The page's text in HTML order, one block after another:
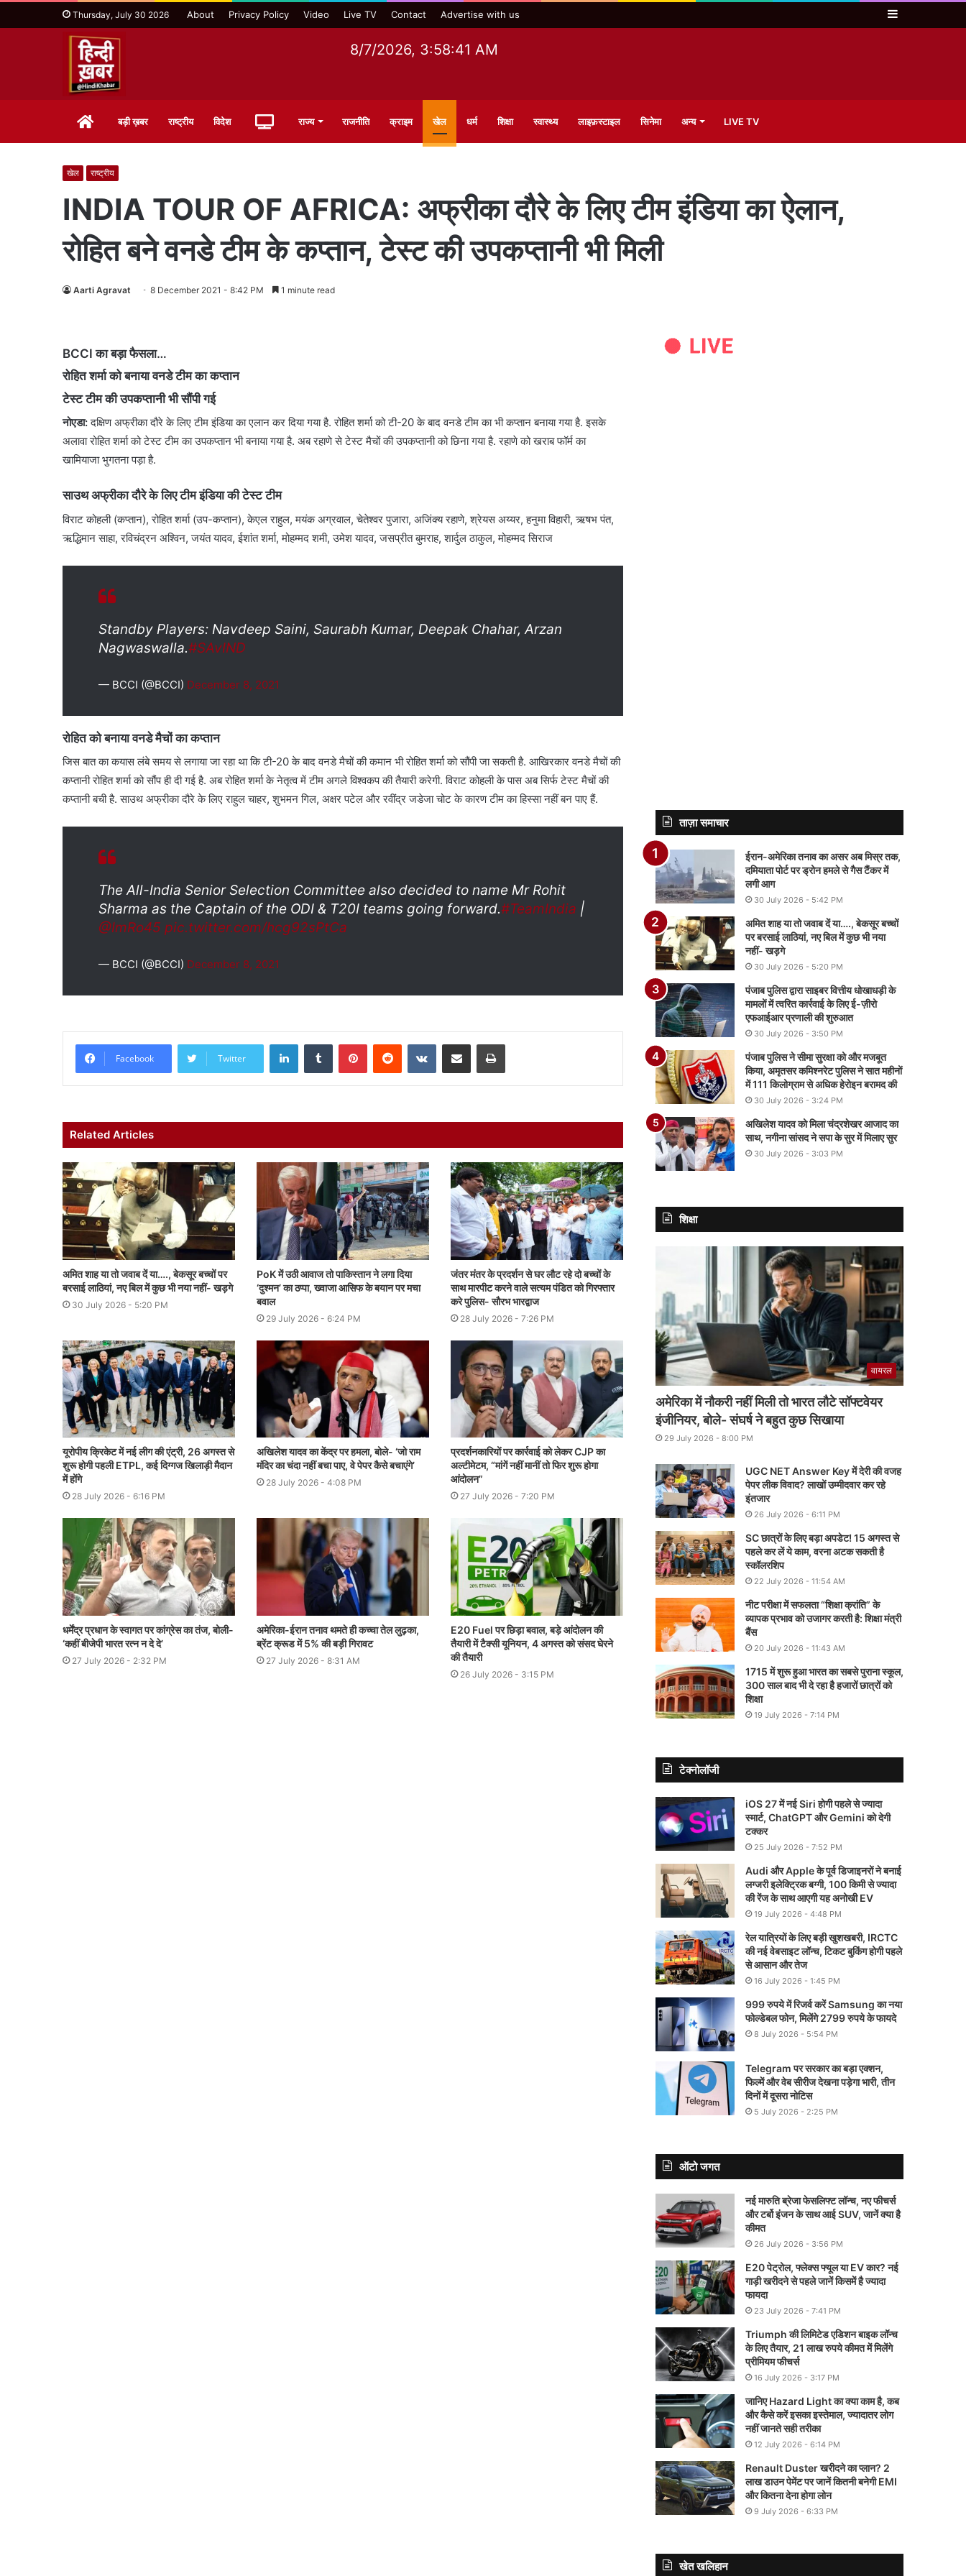
Thursday, July 30 2026 About Privacy Policy Video Live TV Contact Advertise with us Sidebar
8/7/2026, 3:58:42 AM
Homeबड़ी ख़बर राष्ट्रीय विदेश राज्य राजनीति क्राइम खेल धर्म शिक्षा स्वास्थ्य लाइफ़स्टाइल सिनेमा अन्य LIVE TV
खेल राष्ट्रीय
INDIA TOUR OF AFRICA: अफ्रीका दौरे के लिए टीम इंडिया का ऐलान,
रोहित बने वनडे टीम के कप्तान, टेस्ट की उपकप्तानी भी मिली
Aarti Agravat 8 December 2021 - 8:42 PM 1 minute read
BCCI का बड़ा फैसला…
रोहित शर्मा को बनाया वनडे टीम का कप्तान
टेस्ट टीम की उपकप्तानी भी सौंपी गई
नोएडा:दक्षिण अफ्रीका दौरे के लिए टीम इंडिया का एलान कर दिया गया है. रोहित शर्मा को टी-20 के बाद वनडे टीम का भी कप्तान बनाया गया है. इसके
अलावा रोहित शर्मा को टेस्ट टीम का उपकप्तान भी बनाया गया है. अब रहाणे से टेस्ट मैचों की उपकप्तानी को छिना गया है. रहाणे को खराब फॉर्म का
खामियाजा भुगतना पड़ा है.
साउथ अफ्रीका दौरे के लिए टीम इंडिया की टेस्ट टीम
विराट कोहली (कप्तान), रोहित शर्मा (उप-कप्तान), केएल राहुल, मयंक अग्रवाल, चेतेश्वर पुजारा, अजिंक्य रहाणे, श्रेयस अय्यर, हनुमा विहारी, ऋषभ पंत,
ऋद्धिमान साहा, रविचंद्रन अश्विन, जयंत यादव, ईशांत शर्मा, मोहम्मद शमी, उमेश यादव, जसप्रीत बुमराह, शार्दुल ठाकुल, मोहम्मद सिराज
Standby Players: Navdeep Saini, Saurabh Kumar, Deepak Chahar, Arzan
Nagwaswalla.#SAvIND
— BCCI (@BCCI) December 8, 2021
रोहित को बनाया वनडे मैचों का कप्तान
जिस बात का कयास लंबे समय से लगाया जा रहा था कि टी-20 के बाद वनडे मैचों की कमान भी रोहित शर्मा को सौंपी जा सकती है. आखिरकार वनडे मैचों की
कप्तानी रोहित शर्मा को सौंप ही दी गई है. अब रोहित शर्मा के नेतृत्व में टीम अगले विश्वकप की तैयारी करेगी. विराट कोहली के पास अब सिर्फ टेस्ट मैचों की
कप्तानी बची है. साउथ अफ्रीका दौरे के लिए राहुल चाहर, शुभमन गिल, अक्षर पटेल और रवींद्र जडेजा चोट के कारण टीम का हिस्सा नहीं बन पाए हैं.
The All-India Senior Selection Committee also decided to name Mr Rohit
Sharma as the Captain of the ODI & T20I teams going forward.#TeamIndia |
@ImRo45 pic.twitter.com/hcg92sPtCa
— BCCI (@BCCI) December 8, 2021
Facebook Twitter
LinkedInTumblr PinterestReddit VKontakteShare via Email Print
Related Articles
अमित शाह या तो जवाब दें या…., बेकसूर बच्चों पर
बरसाई लाठियां, नए बिल में कुछ भी नया नहीं- खड़गे
30 July 2026 - 5:20 PM
PoK में उठी आवाज तो पाकिस्तान ने लगा दिया
‘दुश्मन’ का ठप्पा, ख्वाजा आसिफ के बयान पर मचा
बवाल
29 July 2026 - 6:24 PM
जंतर मंतर के प्रदर्शन से घर लौट रहे दो बच्चों के
साथ मारपीट करने वाले सत्यम पंडित को गिरफ्तार
करे पुलिस- सौरभ भारद्वाज
28 July 2026 - 7:26 PM
यूरोपीय क्रिकेट में नई लीग की एंट्री, 26 अगस्त से
शुरू होगी पहली ETPL, कई दिग्गज खिलाड़ी मैदान
में होंगे
28 July 2026 - 6:16 PM
अखिलेश यादव का केंद्र पर हमला, बोले- ‘जो राम
मंदिर का चंदा नहीं बचा पाए, वे पेपर कैसे बचाएंगे’
28 July 2026 - 4:08 PM
प्रदर्शनकारियों पर कार्रवाई को लेकर CJP का
अल्टीमेटम, “मांगें नहीं मानीं तो फिर शुरू होगा
आंदोलन”
27 July 2026 - 7:20 PM
धर्मेंद्र प्रधान के स्वागत पर कांग्रेस का तंज, बोली-
‘कहीं बीजेपी भारत रत्न न दे दे’
27 July 2026 - 2:32 PM
अमेरिका-ईरान तनाव थमते ही कच्चा तेल लुढ़का,
ब्रेंट क्रूड में 5% की बड़ी गिरावट
27 July 2026 - 8:31 AM
E20 Fuel पर छिड़ा बवाल, बड़े आंदोलन की
तैयारी में टैक्सी यूनियन, 4 अगस्त को संसद घेरने
की तैयारी
26 July 2026 - 3:15 PM
ताज़ा समाचार
ईरान-अमेरिका तनाव का असर अब मिस्र तक,
दमियाता पोर्ट पर ड्रोन हमले से गैस टैंकर में
लगी आग
30 July 2026 - 5:42 PM
अमित शाह या तो जवाब दें या…., बेकसूर बच्चों
पर बरसाई लाठियां, नए बिल में कुछ भी नया
नहीं- खड़गे
30 July 2026 - 5:20 PM
पंजाब पुलिस द्वारा साइबर वित्तीय धोखाधड़ी के
मामलों में त्वरित कार्रवाई के लिए ई-ज़ीरो
एफआईआर प्रणाली की शुरुआत
30 July 2026 - 3:50 PM
पंजाब पुलिस ने सीमा सुरक्षा को और मजबूत
किया, अमृतसर कमिश्नरेट पुलिस ने सात महीनों
में 111 किलोग्राम से अधिक हेरोइन बरामद की
30 July 2026 - 3:24 PM
अखिलेश यादव को मिला चंद्रशेखर आजाद का
साथ, नगीना सांसद ने सपा के सुर में मिलाए सुर
30 July 2026 - 3:03 PM
शिक्षा
वायरल
अमेरिका में नौकरी नहीं मिली तो भारत लौटे सॉफ्टवेयर
इंजीनियर, बोले- संघर्ष ने बहुत कुछ सिखाया
29 July 2026 - 8:00 PM
UGC NET Answer Key में देरी की वजह
पेपर लीक विवाद? लाखों उम्मीदवार कर रहे
इंतजार
26 July 2026 - 6:11 PM
SC छात्रों के लिए बड़ा अपडेट! 15 अगस्त से
पहले कर लें ये काम, वरना अटक सकती है
स्कॉलरशिप
22 July 2026 - 11:54 AM
नीट परीक्षा में सफलता “शिक्षा क्रांति” के
व्यापक प्रभाव को उजागर करती है: शिक्षा मंत्री
बैंस
20 July 2026 - 11:43 AM
1715 में शुरू हुआ भारत का सबसे पुराना स्कूल,
300 साल बाद भी दे रहा है हजारों छात्रों को
शिक्षा
19 July 2026 - 7:14 PM
टेक्नोलॉजी
iOS 27 में नई Siri होगी पहले से ज्यादा
स्मार्ट, ChatGPT और Gemini को देगी
टक्कर
25 July 2026 - 7:52 PM
Audi और Apple के पूर्व डिजाइनरों ने बनाई
लग्जरी इलेक्ट्रिक बग्गी, 100 किमी से ज्यादा
की रेंज के साथ आएगी यह अनोखी EV
19 July 2026 - 4:48 PM
रेल यात्रियों के लिए बड़ी खुशखबरी, IRCTC
की नई वेबसाइट लॉन्च, टिकट बुकिंग होगी पहले
से आसान और तेज
16 July 2026 - 1:45 PM
999 रुपये में रिजर्व करें Samsung का नया
फोल्डेबल फोन, मिलेंगे 2799 रुपये के फायदे
8 July 2026 - 5:54 PM
Telegram पर सरकार का बड़ा एक्शन,
फिल्में और वेब सीरीज देखना पड़ेगा भारी, तीन
दिनों में दूसरा नोटिस
5 July 2026 - 2:25 PM
ऑटो जगत
नई मारुति ब्रेजा फेसलिफ्ट लॉन्च, नए फीचर्स
और टर्बो इंजन के साथ आई SUV, जानें क्या है
कीमत
26 July 2026 - 3:56 PM
E20 पेट्रोल, फ्लेक्स फ्यूल या EV कार? नई
गाड़ी खरीदने से पहले जानें किसमें है ज्यादा
फायदा
23 July 2026 - 7:41 PM
Triumph की लिमिटेड एडिशन बाइक लॉन्च
के लिए तैयार, 21 लाख रुपये कीमत में मिलेंगे
प्रीमियम फीचर्स
16 July 2026 - 3:17 PM
जानिए Hazard Light का क्या काम है, कब
और कैसे करें इसका इस्तेमाल, ज्यादातर लोग
नहीं जानते सही तरीका
12 July 2026 - 6:14 PM
Renault Duster खरीदने का प्लान? 2
लाख डाउन पेमेंट पर जानें कितनी बनेगी EMI
और कितना देना होगा लोन
9 July 2026 - 6:33 PM
खेत खलिहान